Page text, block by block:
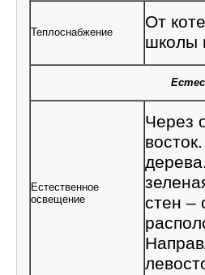
Теплоснабжение
От
школы
Естественное
освещение
Через
стен –